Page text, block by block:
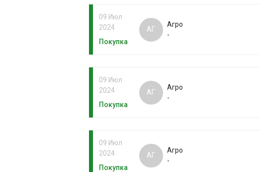
09 Июл
2024
Покупка
АГ
Агро
-
09 Июл
2024
Покупка
АГ
Агро
-
09 Июл
2024
Покупка
АГ
Агро
-